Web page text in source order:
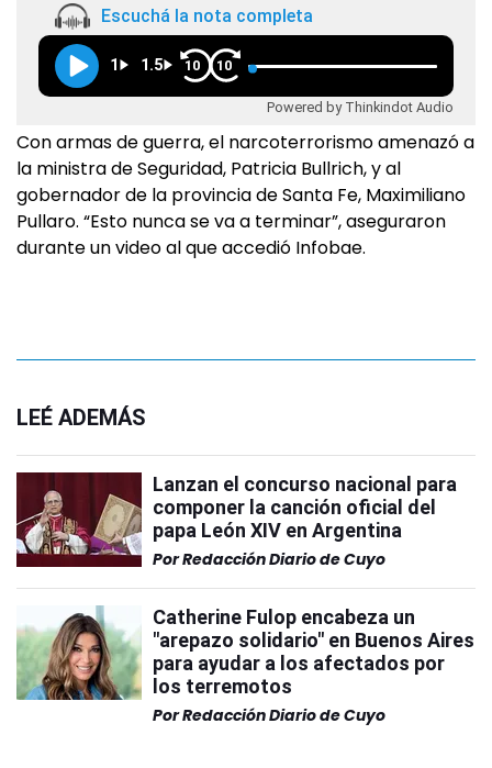
Escuchá la nota completa
1 1.5 10 10
Powered by Thinkindot Audio
Con armas de guerra, el narcoterrorismo amenazó a
la ministra de Seguridad, Patricia Bullrich, y al
gobernador de la provincia de Santa Fe, Maximiliano
Pullaro. “Esto nunca se va a terminar”, aseguraron
durante un video al que accedió Infobae.
LEÉ ADEMÁS
Lanzan el concurso nacional para
componer la canción oficial del
papa León XIV en Argentina
PorRedacción Diario de Cuyo
Catherine Fulop encabeza un
"arepazo solidario" en Buenos Aires
para ayudar a los afectados por
los terremotos
PorRedacción Diario de Cuyo